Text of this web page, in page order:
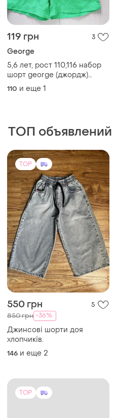
119 грн 3
George
5,6 лет, рост 110,116 набор
шорт george (джордж)
артикул 27137
110 и еще 1
ТОП объявлений
TOP
550 грн 5
850 грн -36%
Джинсові шорти доя
хлопчиків.
146 и еще 2
TOP